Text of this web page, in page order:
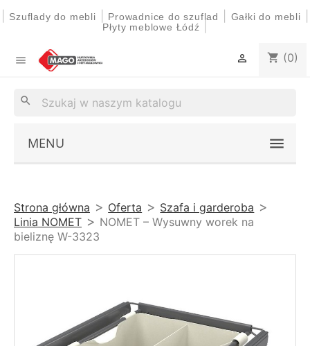
Szuflady do mebli Prowadnice do szuflad Gałki do mebli
Płyty meblowe Łódź
 shopping_cart (0)

search
MENU
Strona główna Oferta
Szafa i garderoba
Linia NOMET
NOMET – Wysuwny worek na
bieliznę W-3323